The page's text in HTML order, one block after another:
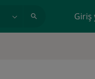
Giriş